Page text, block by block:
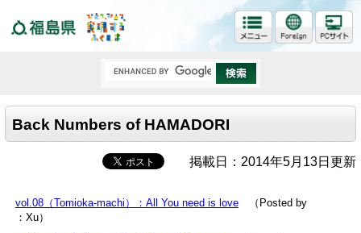
Back Numbers of HAMADORI
掲載日：2014年5月13日更新
vol.08（Tomioka-machi）：All You need is love（Posted by
：Xu）